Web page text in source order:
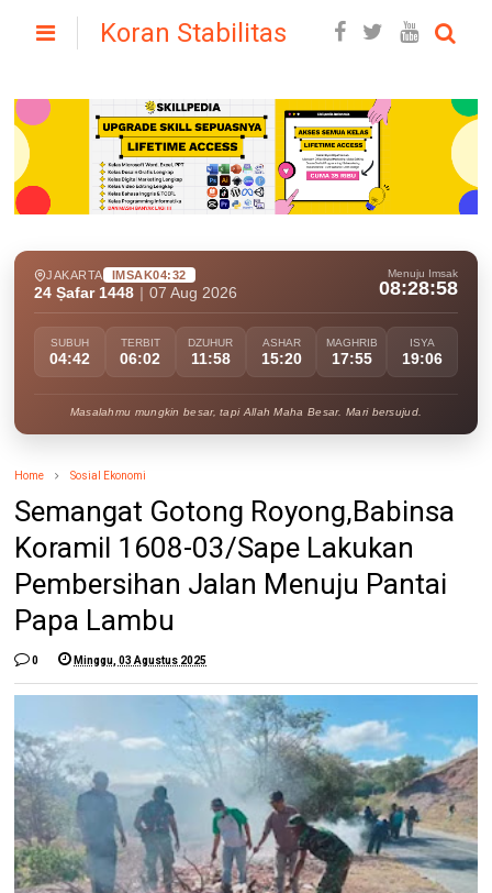
Koran Stabilitas
JAKARTA IMSAK04:32
24 Ṣafar 1448 07 Aug 2026
Menuju Imsak
08:28:57
SUBUH
04:42
TERBIT
06:02
DZUHUR
11:58
ASHAR
15:20
MAGHRIB
17:55
ISYA
19:06
Masalahmu mungkin besar, tapi Allah Maha Besar. Mari bersujud.
Home Sosial Ekonomi
Semangat Gotong Royong,Babinsa
Koramil 1608-03/Sape Lakukan
Pembersihan Jalan Menuju Pantai
Papa Lambu
0 Minggu, 03 Agustus 2025